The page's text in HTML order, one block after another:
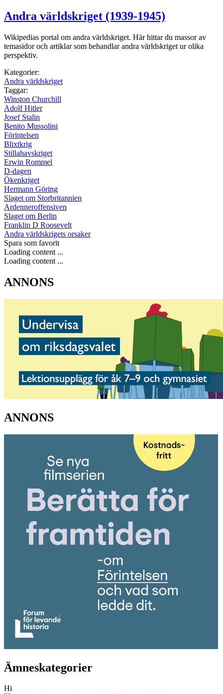
Andra världskriget (1939-1945)
Wikipedias portal om andra världskriget. Här hittar du massor av
temasidor och artiklar som behandlar andra världskriget ur olika
perspektiv.
Kategorier:
Andra världskriget
Taggar:
Winston Churchill
Adolf Hitler
Josef Stalin
Benito Mussolini
Förintelsen
Blixtkrig
Stillahavskriget
Erwin Rommel
D-dagen
Ökenkriget
Hermann Göring
Slaget om Storbritannien
Ardenneroffensiven
Slaget om Berlin
Franklin D Roosevelt
Andra världskrigets orsaker
Spara som favorit
Loading content ...
Loading content ...
ANNONS
ANNONS
Ämneskategorier
Hi